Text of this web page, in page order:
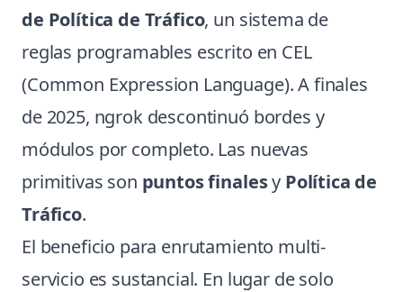
de Política de Tráfico, un sistema de
reglas programables escrito en CEL
(Common Expression Language). A finales
de 2025, ngrok descontinuó bordes y
módulos por completo. Las nuevas
primitivas son puntos finalesy Política de
Tráfico.
El beneficio para enrutamiento multi-
servicio es sustancial. En lugar de solo